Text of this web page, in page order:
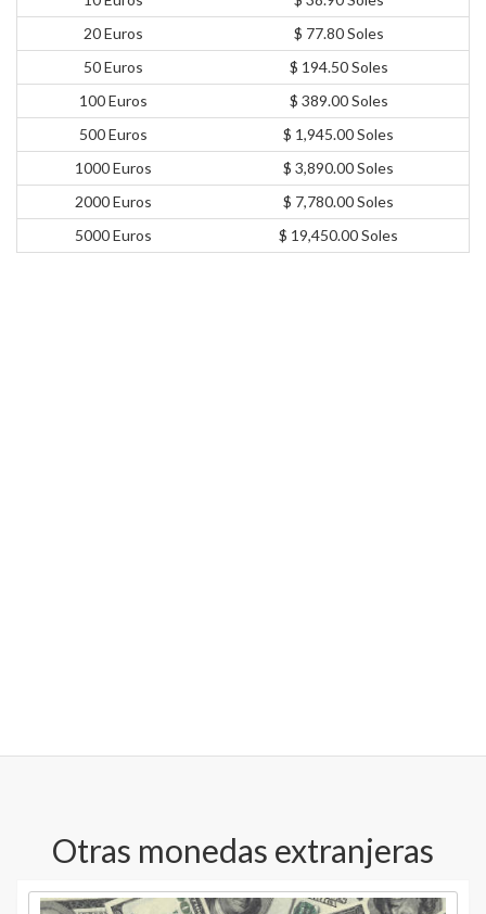
20 Euros
$ 77.80 Soles
50 Euros
$ 194.50 Soles
100 Euros
$ 389.00 Soles
500 Euros
$ 1,945.00 Soles
1000 Euros
$ 3,890.00 Soles
2000 Euros
$ 7,780.00 Soles
5000 Euros
$ 19,450.00 Soles
Otras monedas extranjeras